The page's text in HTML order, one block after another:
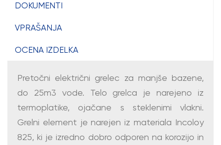
DOKUMENTI
VPRAŠANJA
OCENA IZDELKA
Pretočni električni grelec za manjše bazene,
do 25m3 vode. Telo grelca je narejeno iz
termoplatike, ojačane s steklenimi vlakni.
Grelni element je narejen iz materiala Incoloy
825, ki je izredno dobro odporen na korozijo in